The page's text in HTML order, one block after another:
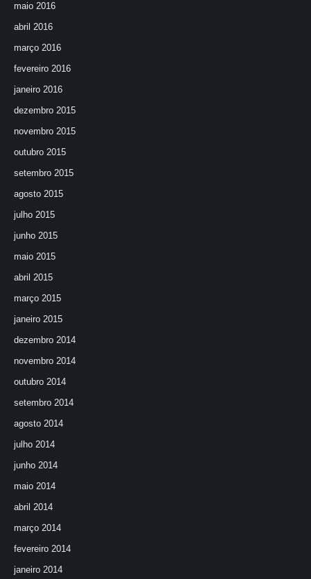
maio 2016
abril 2016
março 2016
fevereiro 2016
janeiro 2016
dezembro 2015
novembro 2015
outubro 2015
setembro 2015
agosto 2015
julho 2015
junho 2015
maio 2015
abril 2015
março 2015
janeiro 2015
dezembro 2014
novembro 2014
outubro 2014
setembro 2014
agosto 2014
julho 2014
junho 2014
maio 2014
abril 2014
março 2014
fevereiro 2014
janeiro 2014